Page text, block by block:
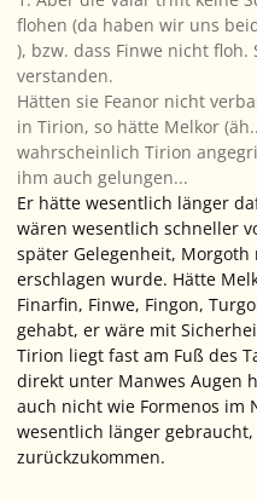
flohen (da haben wir uns
), bzw. dass Finwe nicht floh.
verstanden.
Hätten sie Feanor nicht
in Tirion, so hätte Melkor
wahrscheinlich Tirion
ihm auch gelungen...
Er hätte wesentlich länger
wären wesentlich schneller
später Gelegenheit,
erschlagen wurde. Hätte
Finarfin, Finwe, Fingon,
gehabt, er wäre mit
Tirion liegt fast am Fuß des
direkt unter Manwes Augen
auch nicht wie Formenos im
wesentlich länger
zurückzukommen.